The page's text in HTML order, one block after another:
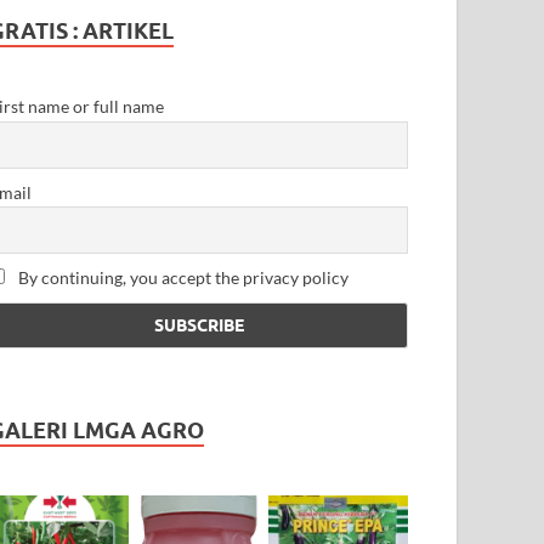
: ARTIKEL
name or full name
By continuing, you accept the privacy policy
LMGA AGRO